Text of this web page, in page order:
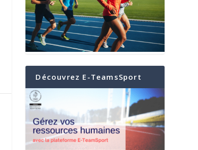
Découvrez E-TeamsSport